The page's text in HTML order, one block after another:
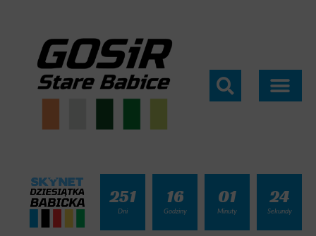
251
Dni
16
Godziny
01
Minuty
24
Sekundy